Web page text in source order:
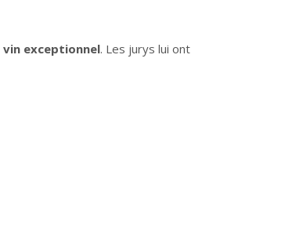
vin exceptionnel. Les jurys lui ont